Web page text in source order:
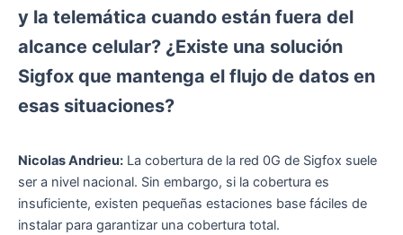
y la telemática cuando están fuera del
alcance celular? ¿Existe una solución
Sigfox que mantenga el flujo de datos en
esas situaciones?
Nicolas Andrieu: La cobertura de la red 0G de Sigfox suele
ser a nivel nacional. Sin embargo, si la cobertura es
insuficiente, existen pequeñas estaciones base fáciles de
instalar para garantizar una cobertura total.